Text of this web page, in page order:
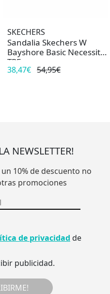
SKECHERS
Sandalia Skechers W
Bayshore Basic Necessity
TPE
38,47€ 54,95€
NEWSLETTER!
10% de descuento no
promociones
de privacidad de
publicidad.